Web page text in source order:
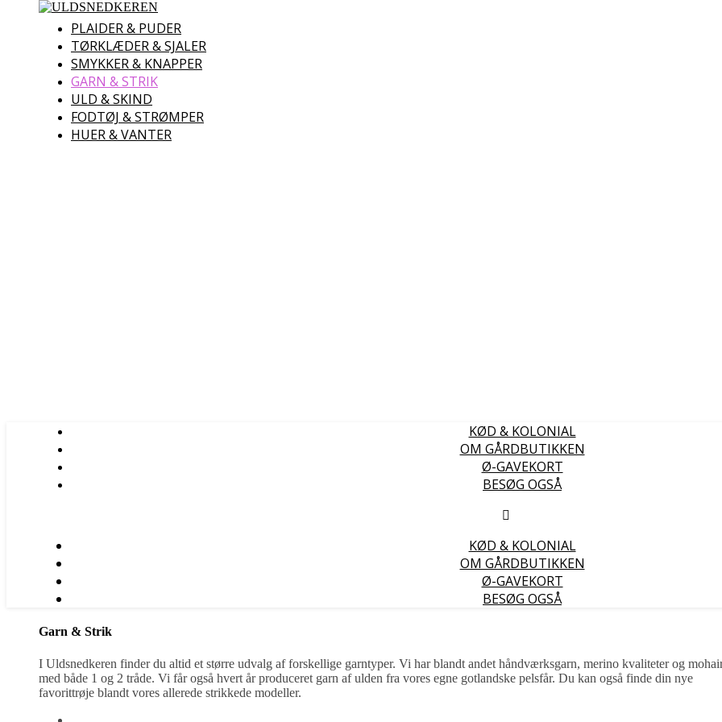
PLAIDER & PUDER
TØRKLÆDER & SJALER
SMYKKER & KNAPPER
GARN & STRIK
ULD & SKIND
FODTØJ & STRØMPER
HUER & VANTER
KØD & KOLONIAL
OM GÅRDBUTIKKEN
Ø-GAVEKORT
BESØG OGSÅ
KØD & KOLONIAL
OM GÅRDBUTIKKEN
Ø-GAVEKORT
BESØG OGSÅ
Garn & Strik
I Uldsnedkeren finder du altid et større udvalg af forskellige garntyper. Vi har blandt andet håndværksgarn, merino kvaliteter og
med både 1 og 2 tråde. Vi får også hvert år produceret garn af ulden fra vores egne gotlandske pelsfår. Du kan også finde din nye
favorittrøje blandt vores allerede strikkede modeller.